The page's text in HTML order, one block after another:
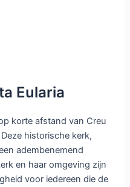
Eularia
korte afstand van Creu
historische kerk,
adembenemend
en haar omgeving zijn
voor iedereen die de